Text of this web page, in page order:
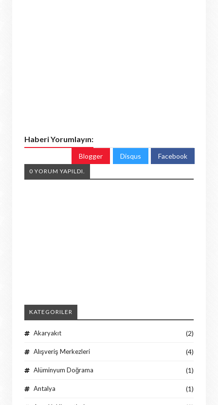
Haberi Yorumlayın:
Blogger Disqus Facebook
0 YORUM YAPILDI.
KATEGORILER
Akaryakıt (2)
Alışveriş Merkezleri (4)
Alüminyum Doğrama (1)
Antalya (1)